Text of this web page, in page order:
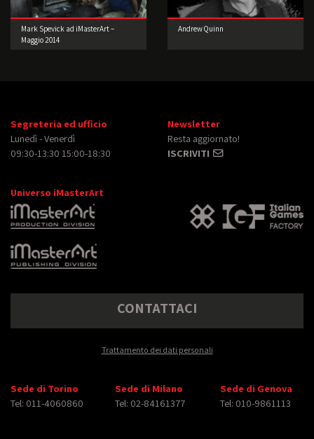
Mark Spevick ad iMasterArt –
Maggio 2014
Andrew Quinn
Segreteria ed ufficio
Lunedì - Venerdì
09:30-13:30 15:00-18:30
Newsletter
Resta aggiornato!
ISCRIVITI
Universo iMasterArt
CONTATTACI
Trattamento dei dati personali
Sede di Torino
Tel: 011-4060860
Sede di Milano
Tel: 02-84161377
Sede di Genova
Tel: 010-9861113